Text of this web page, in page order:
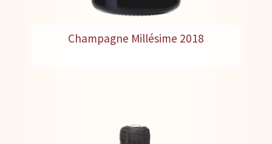
Champagne Millésime 2018